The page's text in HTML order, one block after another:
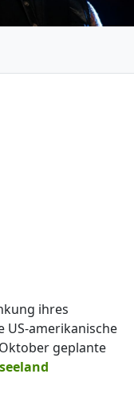
ihres
US-amerikanische
geplante